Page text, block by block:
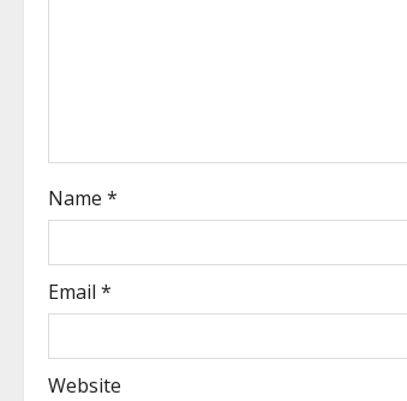
Name *
Email *
Website